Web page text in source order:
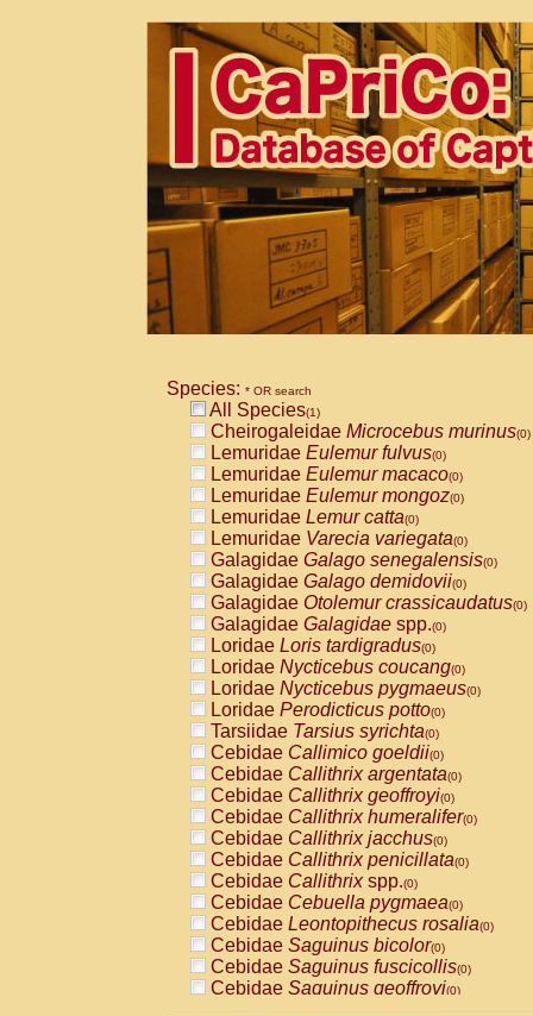
Species: * OR search
All Species(1)
Cheirogaleidae Microcebus murinus(0)
Lemuridae Eulemur fulvus(0)
Lemuridae Eulemur macaco(0)
Lemuridae Eulemur mongoz(0)
Lemuridae Lemur catta(0)
Lemuridae Varecia variegata(0)
Galagidae Galago senegalensis(0)
Galagidae Galago demidovii(0)
Galagidae Otolemur crassicaudatus(0)
Galagidae Galagidae spp.(0)
Loridae Loris tardigradus(0)
Loridae Nycticebus coucang(0)
Loridae Nycticebus pygmaeus(0)
Loridae Perodicticus potto(0)
Tarsiidae Tarsius syrichta(0)
Cebidae Callimico goeldii(0)
Cebidae Callithrix argentata(0)
Cebidae Callithrix geoffroyi(0)
Cebidae Callithrix humeralifer(0)
Cebidae Callithrix jacchus(0)
Cebidae Callithrix penicillata(0)
Cebidae Callithrixspp.(0)
Cebidae Cebuella pygmaea(0)
Cebidae Leontopithecus rosalia(0)
Cebidae Saguinus bicolor(0)
Cebidae Saguinus fuscicollis(0)
Cebidae Saguinus geoffroyi(0)